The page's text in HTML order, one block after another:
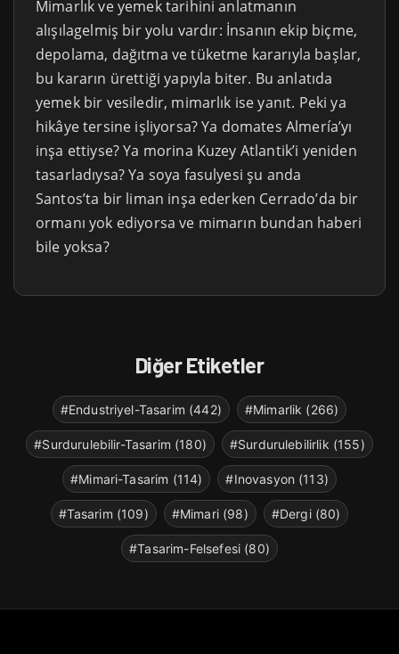
Mimarlık ve yemek tarihini anlatmanın
alışılagelmiş bir yolu vardır: İnsanın ekip biçme,
depolama, dağıtma ve tüketme kararıyla başlar,
bu kararın ürettiği yapıyla biter. Bu anlatıda
yemek bir vesiledir, mimarlık ise yanıt. Peki ya
hikâye tersine işliyorsa? Ya domates Almería’yı
inşa ettiyse? Ya morina Kuzey Atlantik’i yeniden
tasarladıysa? Ya soya fasulyesi şu anda
Santos’ta bir liman inşa ederken Cerrado’da bir
ormanı yok ediyorsa ve mimarın bundan haberi
bile yoksa?
Diğer Etiketler
#Endustriyel-Tasarim (442) #Mimarlik (266)
#Surdurulebilir-Tasarim (180) #Surdurulebilirlik (155)
#Mimari-Tasarim (114) #Inovasyon (113)
#Tasarim (109) #Mimari (98) #Dergi (80)
#Tasarim-Felsefesi (80)